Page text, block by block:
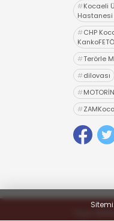
#Kocaeli
Hastanesi
#CHP
#Terörle
#dilovası
#MOTORİN
#
#
# hapis